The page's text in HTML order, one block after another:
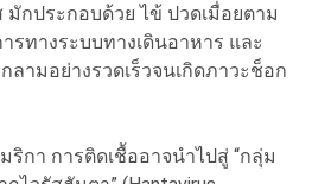
มักประกอบด้วย ไข้ ปวดเมื่อยตาม
รทางระบบทางเดินอาหาร และ
ลามอย่างรวดเร็วจนเกิดภาวะช็อก
ริกา การติดเชื้ออาจนำไปสู่ “กลุ่ม